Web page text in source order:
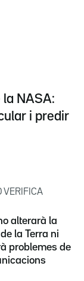
NASA:
i predir
VERIFICA
alterarà la
la Terra ni
problemes de